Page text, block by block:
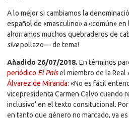
A lo mejor si cambiamos la
español de «masculino» a «común» en
ahorramos muchos quebraderos de
sivepollazo— de tema!
Añadido 26/07/2018. En términos
periódico El Paísel miembro de la Real
Álvarez de Miranda: «No es fácil
vicepresidenta Carmen Calvo cuando
inclusivo’ en el texto consitucional.
en tanto que género no marcado, ya